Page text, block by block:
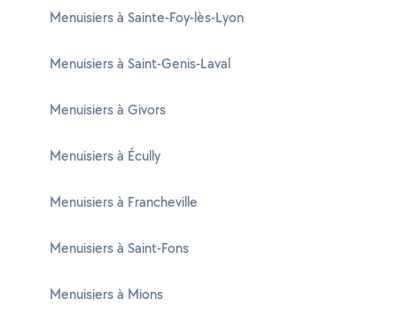
Menuisiers à Sainte-Foy-lès-Lyon
Menuisiers à Saint-Genis-Laval
Menuisiers à Givors
Menuisiers à Écully
Menuisiers à Francheville
Menuisiers à Saint-Fons
Menuisiers à Mions